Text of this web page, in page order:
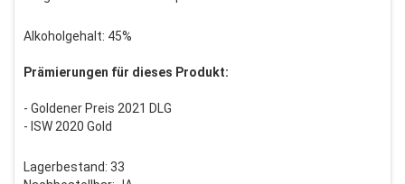
Alkoholgehalt: 45%
Prämierungen für dieses Produkt:
- Goldener Preis 2021 DLG
- ISW 2020 Gold
Lagerbestand: 33